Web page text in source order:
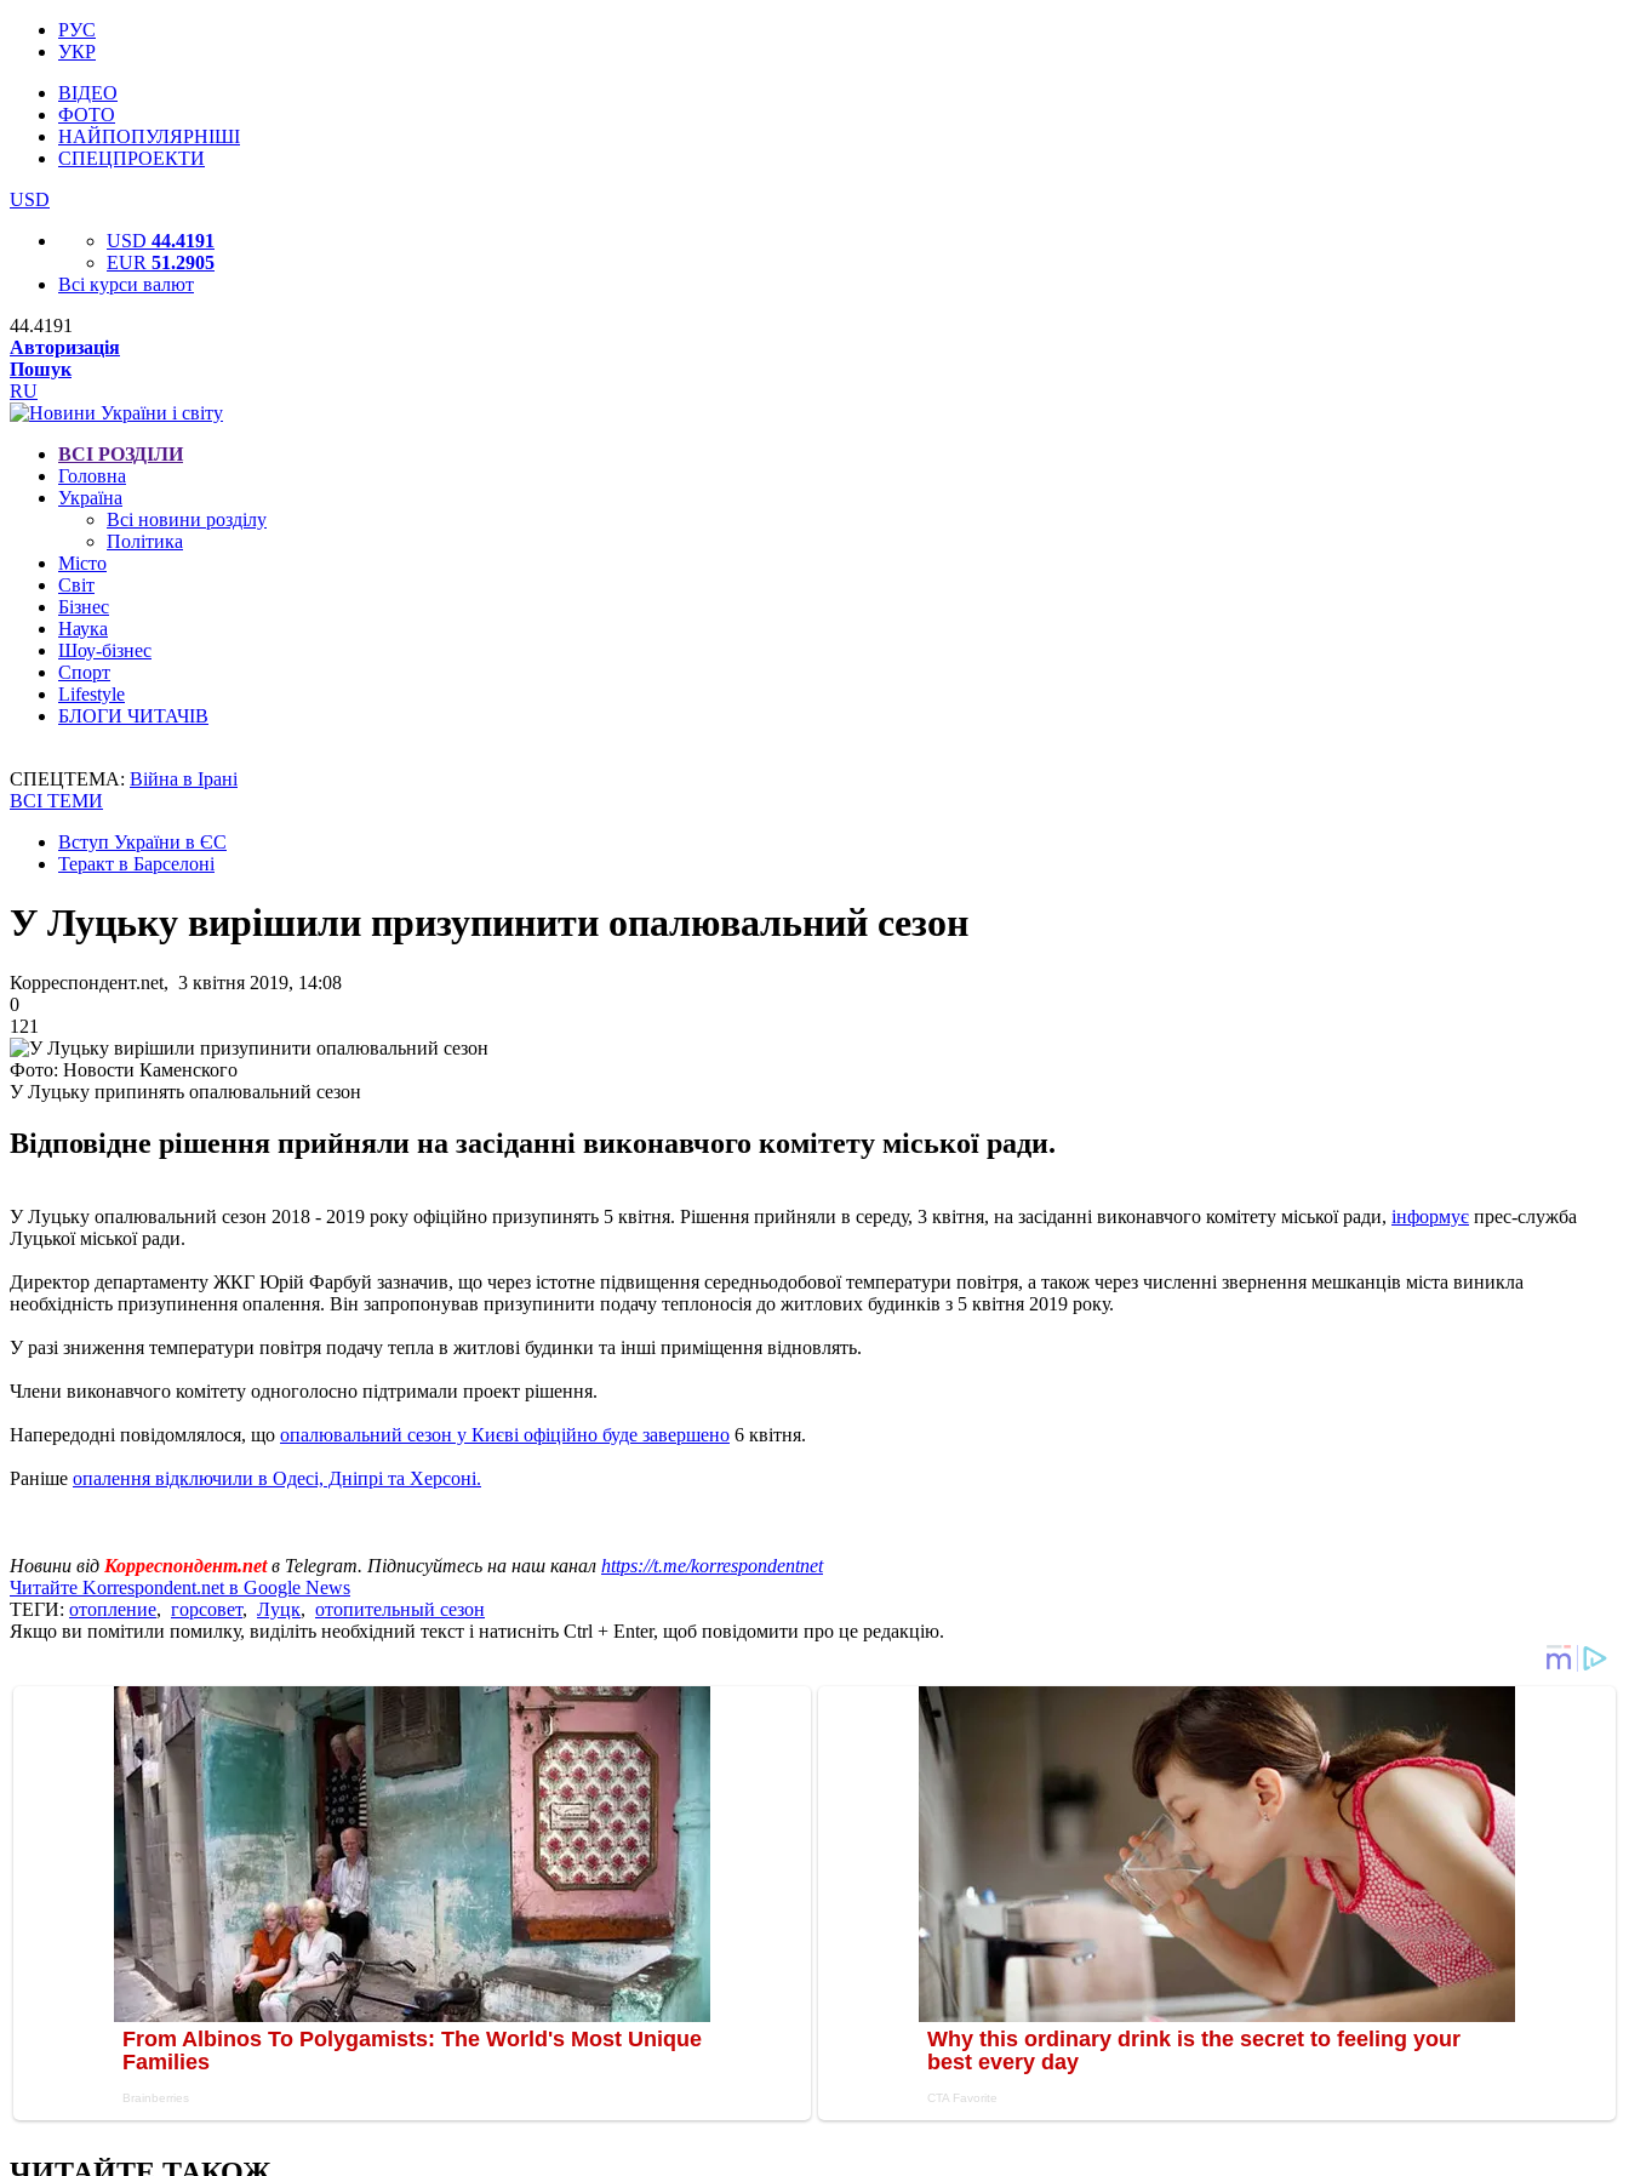
РУС
УКР
ВІДЕО
ФОТО
НАЙПОПУЛЯРНІШІ
СПЕЦПРОЕКТИ
USD
USD 44.4191
EUR 51.2905
Всі курси валют
44.4191
Авторизація
Пошук
RU
ВСІ РОЗДІЛИ
Головна
Україна
Всі новини розділу
Політика
Місто
Світ
Бізнес
Наука
Шоу-бізнес
Спорт
Lifestyle
БЛОГИ ЧИТАЧІВ
СПЕЦТЕМА: Війна в Ірані
ВСІ ТЕМИ
Вступ України в ЄС
Теракт в Барселоні
У Луцьку вирішили призупинити опалювальний сезон
Корреспондент.net, 3 квітня 2019, 14:08
0
121
Фото: Новости Каменского
У Луцьку припинять опалювальний сезон
Відповідне рішення прийняли на засіданні виконавчого комітету міської ради.
У Луцьку опалювальний сезон 2018 - 2019 року офіційно призупинять 5 квітня. Рішення прийняли в середу, 3 квітня, на засіданні виконавчого комітету міської ради, інформує прес-служба
Луцької міської ради.
Директор департаменту ЖКГ Юрій Фарбуй зазначив, що через істотне підвищення середньодобової температури повітря, а також через численні звернення мешканців міста виникла
необхідність призупинення опалення. Він запропонував призупинити подачу теплоносія до житлових будинків з 5 квітня 2019 року.
У разі зниження температури повітря подачу тепла в житлові будинки та інші приміщення відновлять.
Члени виконавчого комітету одноголосно підтримали проект рішення.
Напередодні повідомлялося, що опалювальний сезон у Києві офіційно буде завершено 6 квітня.
Раніше опалення відключили в Одесі, Дніпрі та Херсоні.
Новини від Корреспондент.netв Telegram. Підписуйтесь на наш канал https://t.me/korrespondentnet
Читайте Korrespondent.net в Google News
ТЕГИ: отопление, горсовет, Луцк, отопительный сезон
Якщо ви помітили помилку, виділіть необхідний текст і натисніть Ctrl + Enter, щоб повідомити про це редакцію.